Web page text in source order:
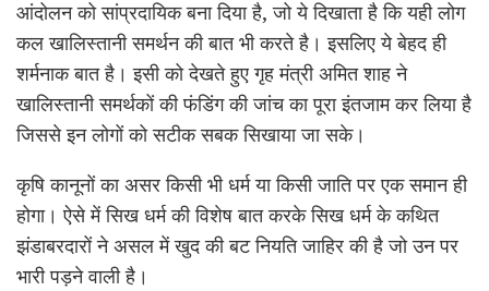
आंदोलन को सांप्रदायिक बना दिया है, जो ये दिखाता है कि यही लोग
कल खालिस्तानी समर्थन की बात भी करते है। इसलिए ये बेहद ही
शर्मनाक बात है। इसी को देखते हुए गृह मंत्री अमित शाह ने
खालिस्तानी समर्थकों की फंडिंग की जांच का पूरा इंतजाम कर लिया है
जिससे इन लोगों को सटीक सबक सिखाया जा सके।
कृषि कानूनों का असर किसी भी धर्म या किसी जाति पर एक समान ही
होगा। ऐसे में सिख धर्म की विशेष बात करके सिख धर्म के कथित
झंडाबरदारों ने असल में खुद की बट नियति जाहिर की है जो उन पर
भारी पड़ने वाली है।